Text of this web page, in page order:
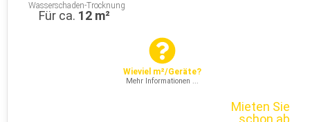
Wasserschaden-Trocknung
Für ca. 12 m²
Wieviel m²/Geräte?
Mehr Informationen ...
Mieten Sie
schon ab